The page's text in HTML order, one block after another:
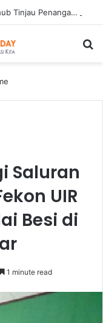
Dirut Jasa Raharja Dampingi Wamenhub Tinjau Penanganan Korban KM Mutiara Sentosa II di RS PHC Surabaya
Saluran
UIR
Besi di
1 minute read